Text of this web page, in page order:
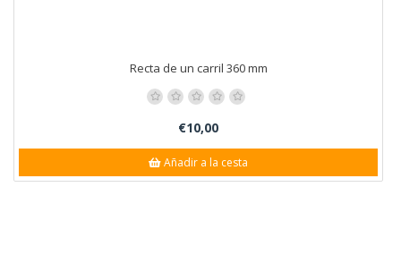
Recta de un carril 360 mm
€10,00
Añadir a la cesta